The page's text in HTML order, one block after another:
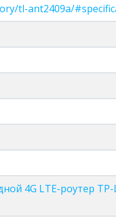
tl-ant2409a/
4G LTE-роутер